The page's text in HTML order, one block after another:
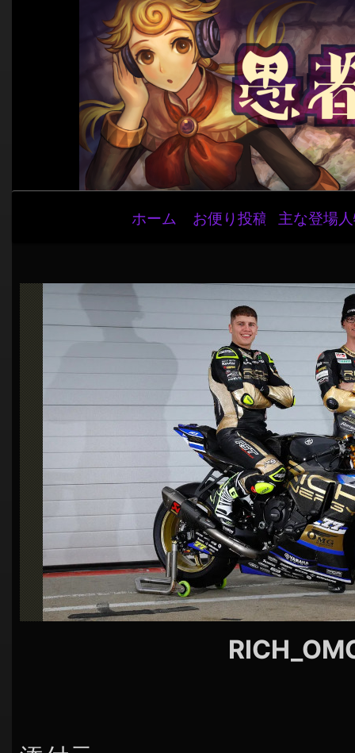
ビ
ゲ
ー
シ
ョ
ン
ホーム お便り投稿 主な登場